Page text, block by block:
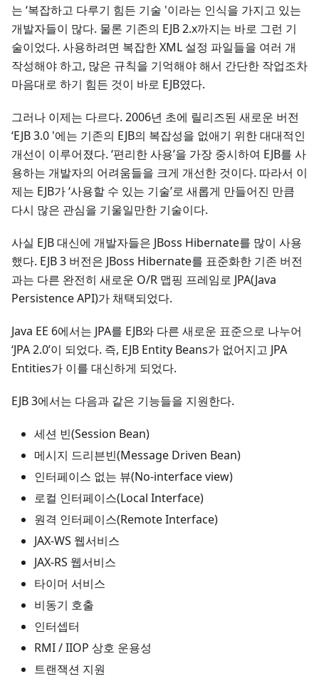
는 ‘복잡하고 다루기 힘든 기술 '이라는 인식을 가지고 있는
개발자들이 많다. 물론 기존의 EJB 2.x까지는 바로 그런 기
술이었다. 사용하려면 복잡한 XML 설정 파일들을 여러 개
작성해야 하고, 많은 규칙을 기억해야 해서 간단한 작업조차
마음대로 하기 힘든 것이 바로 EJB였다.
그러나 이제는 다르다. 2006년 초에 릴리즈된 새로운 버전
‘EJB 3.0 '에는 기존의 EJB의 복잡성을 없애기 위한 대대적인
개선이 이루어졌다. ‘편리한 사용’을 가장 중시하여 EJB를 사
용하는 개발자의 어려움들을 크게 개선한 것이다. 따라서 이
제는 EJB가 ‘사용할 수 있는 기술’로 새롭게 만들어진 만큼
다시 많은 관심을 기울일만한 기술이다.
사실 EJB 대신에 개발자들은 JBoss Hibernate를 많이 사용
했다. EJB 3 버전은 JBoss Hibernate를 표준화한 기존 버전
과는 다른 완전히 새로운 O/R 맵핑 프레임로 JPA(Java
Persistence API)가 채택되었다.
Java EE 6에서는 JPA를 EJB와 다른 새로운 표준으로 나누어
‘JPA 2.0’이 되었다. 즉, EJB Entity Beans가 없어지고 JPA
Entities가 이를 대신하게 되었다.
EJB 3에서는 다음과 같은 기능들을 지원한다.
세션 빈(Session Bean)
메시지 드리븐빈(Message Driven Bean)
인터페이스 없는 뷰(No-interface view)
로컬 인터페이스(Local Interface)
원격 인터페이스(Remote Interface)
JAX-WS 웹서비스
JAX-RS 웹서비스
타이머 서비스
비동기 호출
인터셉터
RMI / IIOP 상호 운용성
트랜잭션 지원